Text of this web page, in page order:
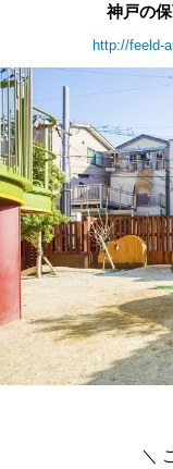
神戸の
http://feeld-
＼